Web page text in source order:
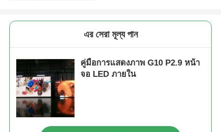
এর সেরা মূল্য পান
คู่มือการแสดงภาพ G10 P2.9 หน้า
จอ LED ภายใน